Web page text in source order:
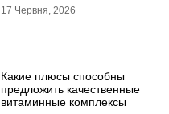
17 Червня, 2026
Какие плюсы способны
предложить качественные
витаминные комплексы